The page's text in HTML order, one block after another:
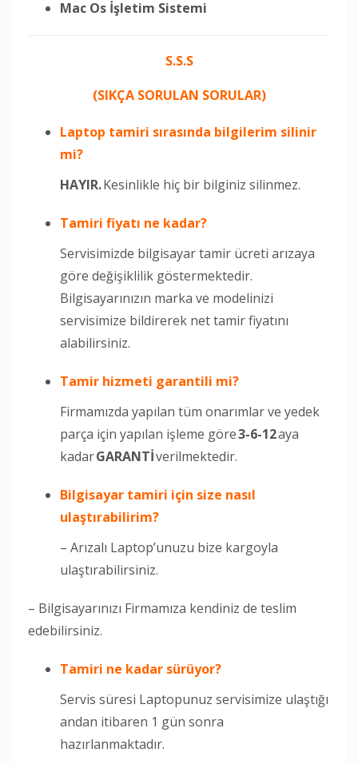
Mac Os İşletim Sistemi
S.S.S
(SIKÇA SORULAN SORULAR)
Laptop tamiri sırasında bilgilerim silinir
mi?
HAYIR.Kesinlikle hiç bir bilginiz silinmez.
Tamiri fiyatı ne kadar?
Servisimizde bilgisayar tamir ücreti arızaya
göre değişiklilik göstermektedir.
Bilgisayarınızın marka ve modelinizi
servisimize bildirerek net tamir fiyatını
alabilirsiniz.
Tamir hizmeti garantili mi?
Firmamızda yapılan tüm onarımlar ve yedek
parça için yapılan işleme göre3-6-12aya
kadarGARANTİverilmektedir.
Bilgisayar tamiri için size nasıl
ulaştırabilirim?
– Arızalı Laptop’unuzu bize kargoyla
ulaştırabilirsiniz.
– Bilgisayarınızı Firmamıza kendiniz de teslim
edebilirsiniz.
Tamiri ne kadar sürüyor?
Servis süresi Laptopunuz servisimize ulaştığı
andan itibaren 1 gün sonra
hazırlanmaktadır.